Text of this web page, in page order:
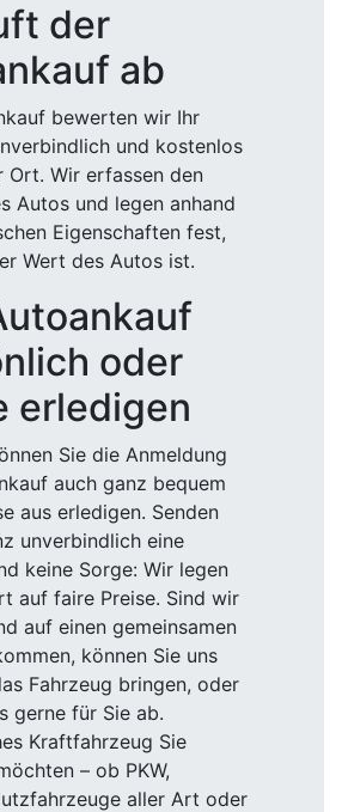
der
ab
bewerten wir Ihr
und kostenlos
Ort. Wir erfassen den
Autos und legen anhand
Eigenschaften fest,
Wert des Autos ist.
oder
erledigen
Sie die Anmeldung
auch ganz bequem
aus erledigen. Senden
unverbindlich eine
keine Sorge: Wir legen
auf faire Preise. Sind wir
auf einen gemeinsamen
können Sie uns
Fahrzeug bringen, oder
gerne für Sie ab.
Kraftfahrzeug Sie
– ob PKW,
aller Art oder